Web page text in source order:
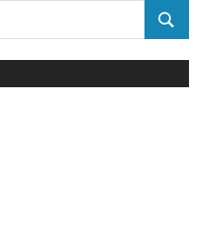
SEARCH